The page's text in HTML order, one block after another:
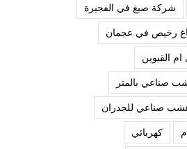
شركة صبغ في الفجيرة
رخيص في عجمان
القيوين
صناعي بالمتر
صناعي للجدران
كهربائي